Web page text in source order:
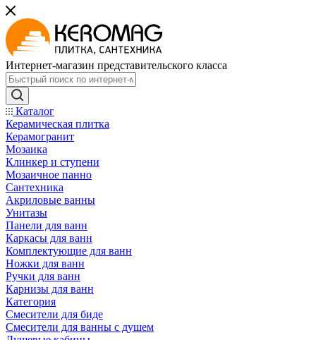
Интернет-магазин представительского класса
Каталог
Керамическая плитка
Керамогранит
Мозаика
Клинкер и ступени
Мозаичное панно
Сантехника
Акриловые ванны
Унитазы
Панели для ванн
Каркасы для ванн
Комплектующие для ванн
Ножки для ванн
Ручки для ванн
Карнизы для ванн
Категория
Смесители для биде
Смесители для ванны с душем